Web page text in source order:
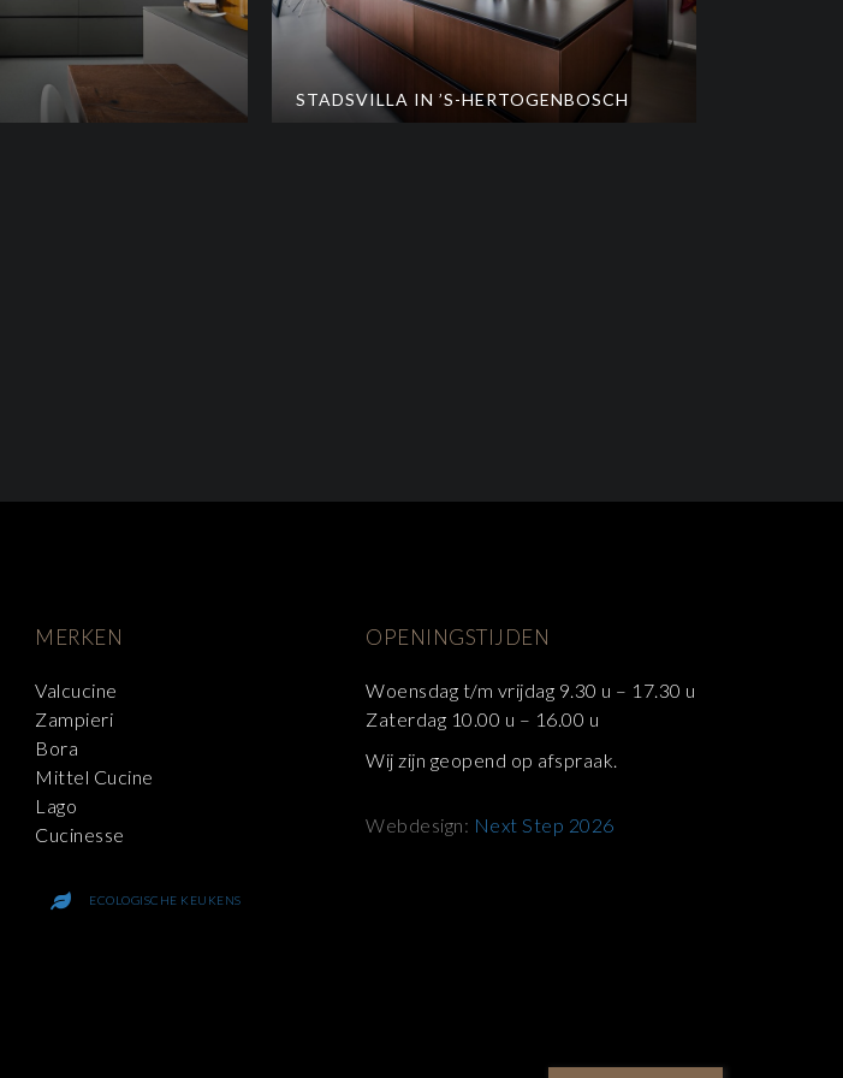
STADSVILLA IN ’S-HERTOGENBOSCH
MERKEN
Valcucine
Zampieri
Bora
Mittel Cucine
Lago
Cucinesse
ECOLOGISCHE KEUKENS
OPENINGSTIJDEN
Woensdag t/m vrijdag 9.30 u – 17.30 u
Zaterdag 10.00 u – 16.00 u
Wij zijn geopend op afspraak.
Webdesign: Next Step 2026